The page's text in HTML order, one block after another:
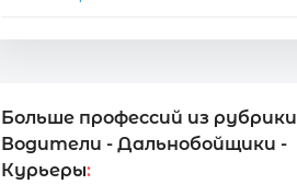
Больше профессий из рубрики
Водители - Дальнобойщики -
Курьеры: